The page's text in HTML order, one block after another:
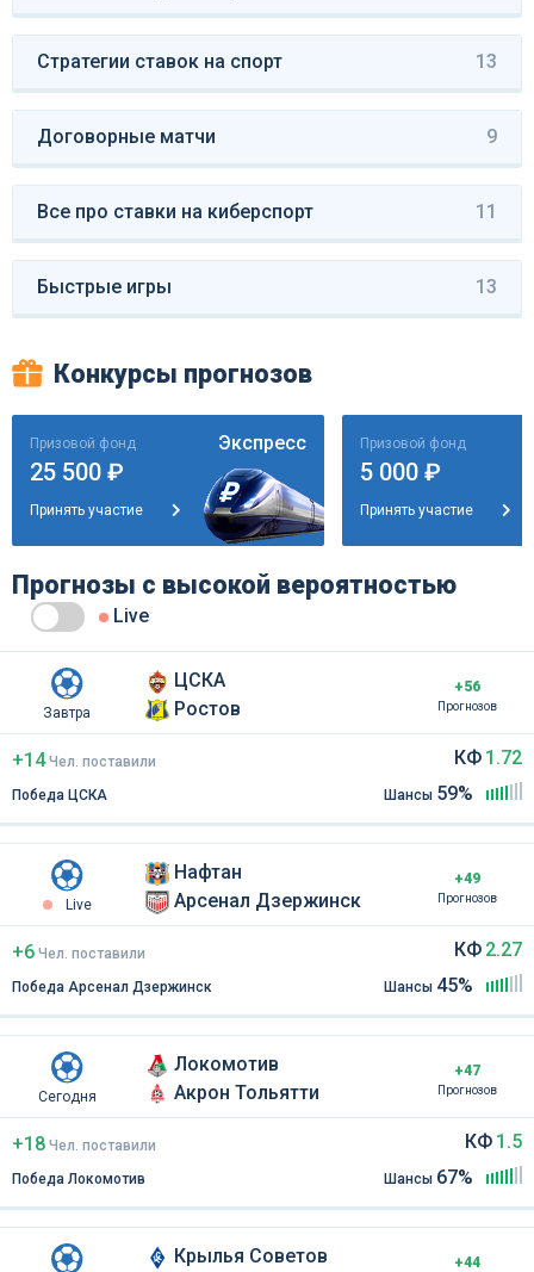
Стратегии ставок на спорт 13
Договорные матчи 9
Все про ставки на киберспорт 11
Быстрые игры 13
Конкурсы прогнозов
Призовой фонд Экспресс
25 500 ₽
Принять участие
Призовой фонд
5 000 ₽
Принять участие
Прогнозы с высокой вероятностью
Live
Завтра
ЦСКА
Ростов
+56
Прогнозов
+14 Чел. поставили
Победа ЦСКА
КФ 1.72
Шансы 59%
Live
Нафтан
Арсенал Дзержинск
+49
Прогнозов
+6 Чел. поставили
Победа Арсенал Дзержинск
КФ 2.27
Шансы 45%
Сегодня
Локомотив
Акрон Тольятти
+47
Прогнозов
+18 Чел. поставили
Победа Локомотив
КФ 1.5
Шансы 67%
Крылья Советов
+44